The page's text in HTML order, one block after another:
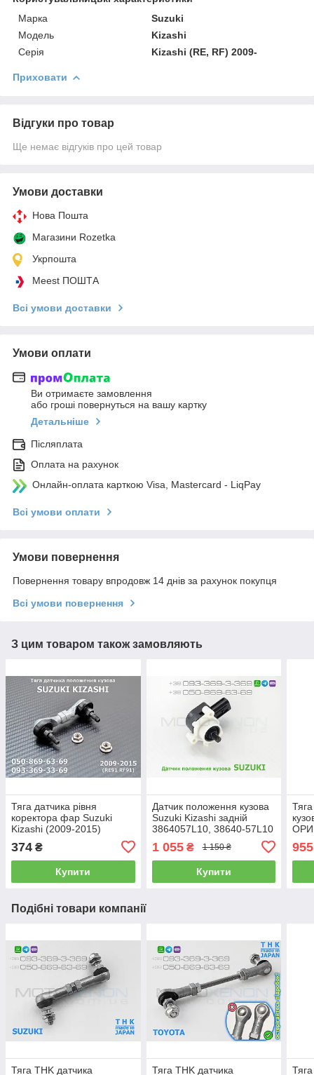
Марка
Suzuki
Модель
Kizashi
Серія
Kizashi (RE, RF) 2009-
Приховати
Відгуки про товар
Ще немає відгуків про цей товар
Умови доставки
Нова Пошта
Магазини Rozetka
Укрпошта
Meest ПОШТА
Всі умови доставки
Умови оплати
Ви отримаєте замовлення
або гроші повернуться на вашу картку
Детальніше
Післяплата
Оплата на рахунок
Онлайн-оплата карткою Visa, Mastercard - LiqPay
Всі умови оплати
Умови повернення
Повернення товару впродовж 14 днів за рахунок покупця
Всі умови повернення
З цим товаром також замовляють
Тяга датчика рівня
коректора фар Suzuki
Kizashi (2009-2015)
57L10, задня тяжка висоти
положення кузова
374 ₴
Купити
Датчик положення кузова
Suzuki Kizashi задній
3864057L10, 38640-57L10
світла фар AFS
1 055₴ 1 150 ₴
Купити
955
Подібні товари компанії
Тяга THK датчика
Тяга THK датчика